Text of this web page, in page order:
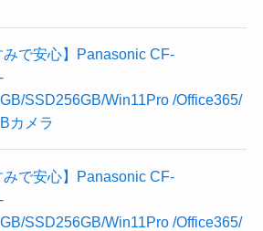
みで安心】Panasonic CF-
SSD256GB/Win11Pro /Office365/
カメラ
みで安心】Panasonic CF-
SSD256GB/Win11Pro /Office365/